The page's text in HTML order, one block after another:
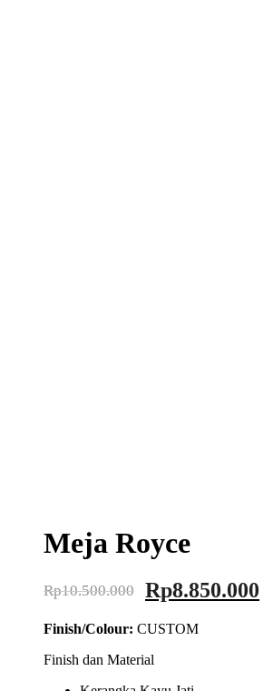
Meja Royce
Rp10.500.000 Rp8.850.000
Finish/Colour: CUSTOM
Finish dan Material